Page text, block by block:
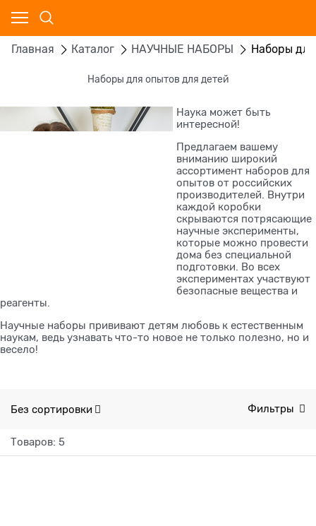
Главная Каталог НАУЧНЫЕ НАБОРЫ Наборы
Наборы для опытов для детей
Наука может быть
интересной!
Предлагаем вашему
вниманию широкий
ассортимент наборов для
опытов от российских
производителей. Внутри
каждой коробки
скрываются потрясающие
научные эксперименты,
которые можно провести
дома без специальной
подготовки. Во всех
экспериментах участвуют
безопасные вещества и
реагенты.
Научные наборы прививают детям любовь к естественным
наукам, ведь узнавать что-то новое не только полезно, но и
весело!
Без сортировки Фильтры
Товаров: 5